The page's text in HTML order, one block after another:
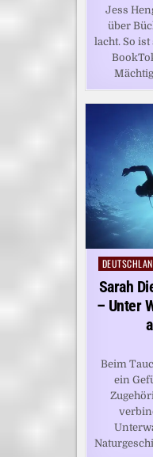
Jess
über
lacht. So
Posted
in
Sarah
– Unter
Beim
ein